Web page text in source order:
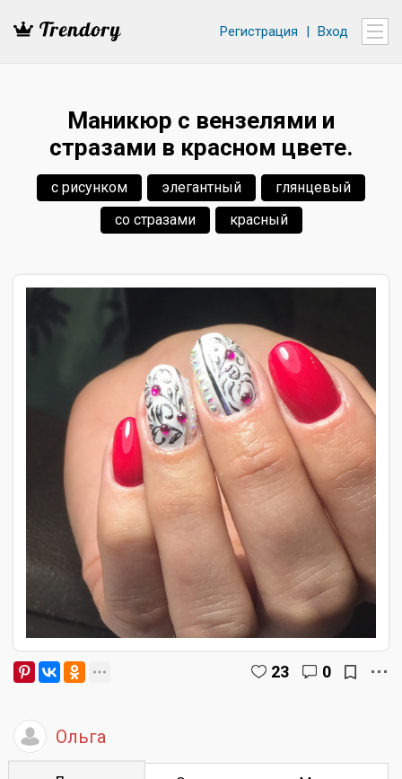
Регистрация | Вход
Маникюр с вензелями и
стразами в красном цвете.
с рисунком элегантный
глянцевый
со стразами
красный
23 0
Ольга